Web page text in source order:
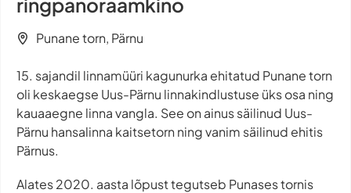
Punane torn, Pärnu
15. sajandil linnamüüri kagunurka ehitatud Punane torn
oli keskaegse Uus-Pärnu linnakindlustuse üks osa ning
kauaaegne linna vangla. See on ainus säilinud Uus-
Pärnu hansalinna kaitsetorn ning vanim säilinud ehitis
Pärnus.
Alates 2020. aasta lõpust tegutseb Punases tornis